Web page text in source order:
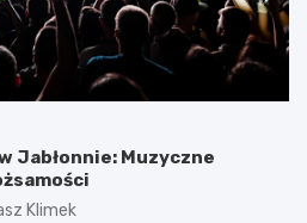
Jabłonnie: Muzyczne
Klimek